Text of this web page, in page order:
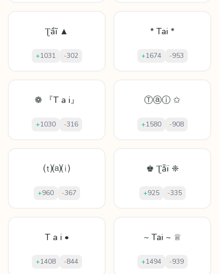
Ʈầĩ ▲
+1031 -302
* Tai *
+1674 -953
❁ 『T a i』
+1030 -316
Ⓣⓐⓘ ✩
+1580 -908
⒯⒜⒤
+960 -367
♚ Ʈẵï ❈
+925 -335
T a i •
+1408 -844
~ Tai ~ ♕
+1494 -939